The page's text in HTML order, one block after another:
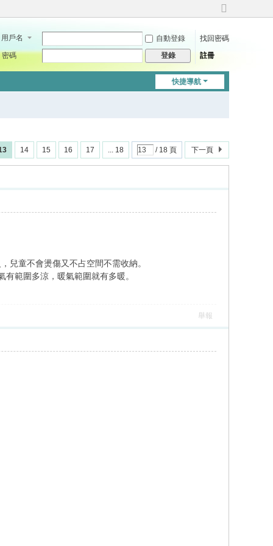
切
到
用戶名 自動登錄
找回密碼
密碼
登錄 註冊
快捷導航
14 15 16 17 ... 18 / 18 頁 下一頁
兒童不會燙傷又不占空間不需收納。
範圍多涼，暖氣範圍就有多暖。
舉報